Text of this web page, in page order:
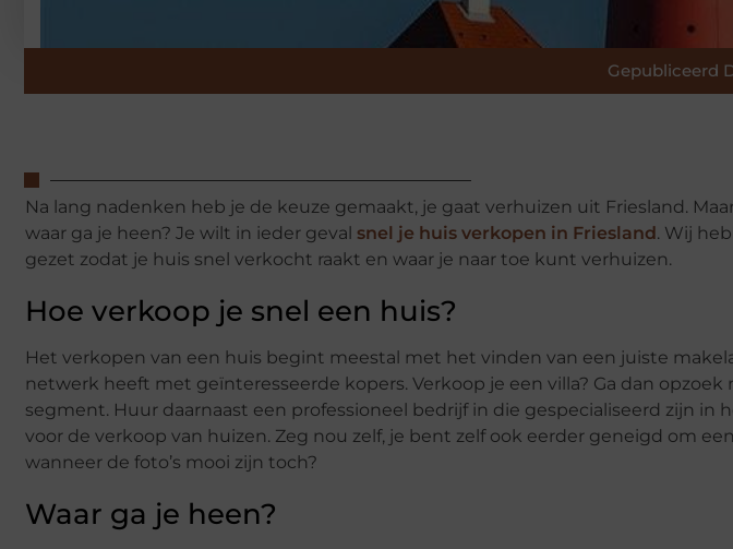
Gepubliceerd
Na lang nadenken heb je de keuze gemaakt, je gaat verhuizen uit Friesland.
waar ga je heen? Je wilt in ieder geval snel je huis verkopen in Friesland . Wij
gezet zodat je huis snel verkocht raakt en waar je naar toe kunt verhuizen.
Hoe verkoop je snel een huis?
Het verkopen van een huis begint meestal met het vinden van een juiste
netwerk heeft met geïnteresseerde kopers. Verkoop je een villa? Ga dan
segment. Huur daarnaast een professioneel bedrijf in die gespecialiseerd zijn in
voor de verkoop van huizen. Zeg nou zelf, je bent zelf ook eerder geneigd om
wanneer de foto’s mooi zijn toch?
Waar ga je heen?